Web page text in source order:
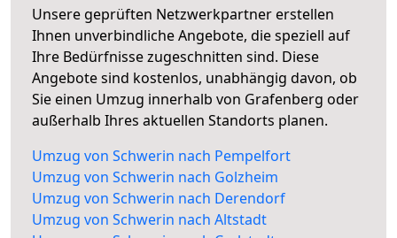
Unsere geprüften Netzwerkpartner erstellen
Ihnen unverbindliche Angebote, die speziell auf
Ihre Bedürfnisse zugeschnitten sind. Diese
Angebote sind kostenlos, unabhängig davon, ob
Sie einen Umzug innerhalb von Grafenberg oder
außerhalb Ihres aktuellen Standorts planen.
Umzug von Schwerin nach Pempelfort
Umzug von Schwerin nach Golzheim
Umzug von Schwerin nach Derendorf
Umzug von Schwerin nach Altstadt